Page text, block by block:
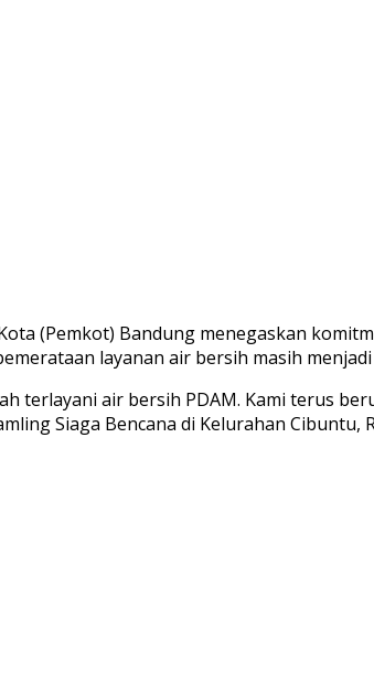
(Pemkot) Bandung menegaskan
layanan air bersih masih
terlayani air bersih PDAM. Kami terus
Siaga Bencana di Kelurahan Cibuntu,